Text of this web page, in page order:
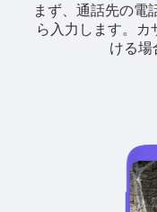
まず、通話先の電
ら入力します。 カ
ける場